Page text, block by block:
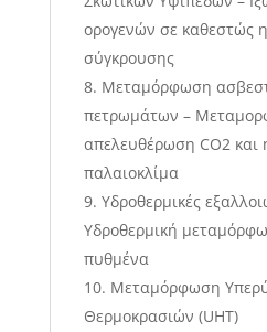
ορογενών σε καθεστώς
σύγκρουσης
Μεταμόρφωση
πετρωμάτων –
απελευθέρωση CO2 και
παλαιοκλίμα
Υδροθερμικές
Υδροθερμική
πυθμένα
Μεταμόρφωση
Θερμοκρασιών (UHT)